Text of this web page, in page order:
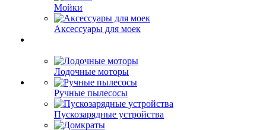
Мойки
Аксессуары для моек
Лодочные моторы
Ручные пылесосы
Пускозарядные устройства